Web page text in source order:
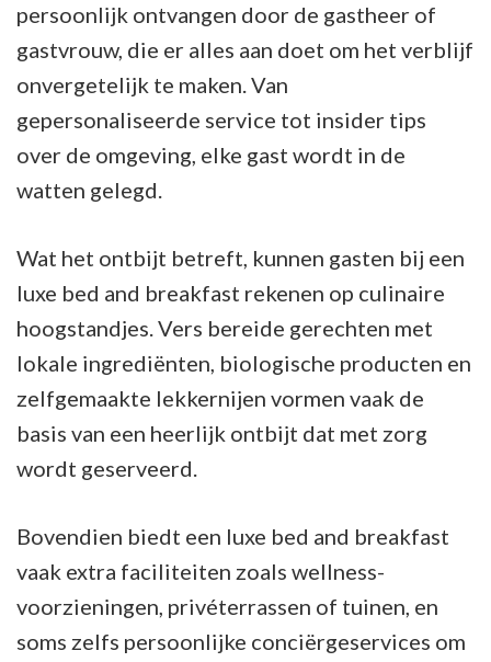
persoonlijk ontvangen door de gastheer of
gastvrouw, die er alles aan doet om het verblijf
onvergetelijk te maken. Van
gepersonaliseerde service tot insider tips
over de omgeving, elke gast wordt in de
watten gelegd.
Wat het ontbijt betreft, kunnen gasten bij een
luxe bed and breakfast rekenen op culinaire
hoogstandjes. Vers bereide gerechten met
lokale ingrediënten, biologische producten en
zelfgemaakte lekkernijen vormen vaak de
basis van een heerlijk ontbijt dat met zorg
wordt geserveerd.
Bovendien biedt een luxe bed and breakfast
vaak extra faciliteiten zoals wellness-
voorzieningen, privéterrassen of tuinen, en
soms zelfs persoonlijke conciërgeservices om